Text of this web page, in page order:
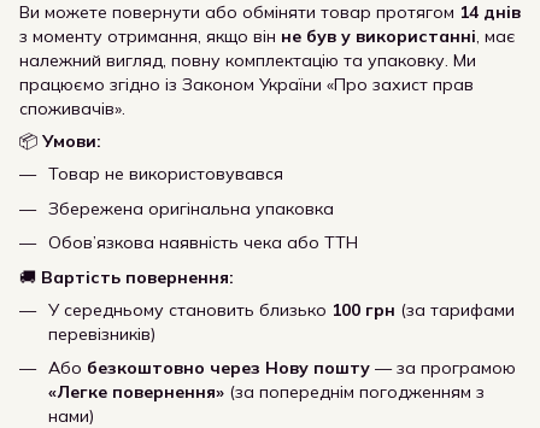
Ви можете повернути або обміняти товар протягом 14 днів
з моменту отримання, якщо він не був у використанні, має
належний вигляд, повну комплектацію та упаковку. Ми
працюємо згідно із Законом України «Про захист прав
споживачів».
📦 Умови:
Товар не використовувався
Збережена оригінальна упаковка
Обов’язкова наявність чека або ТТН
🚚 Вартість повернення:
У середньому становить близько 100 грн (за тарифами
перевізників)
Або безкоштовно через Нову пошту — за програмою
«Легке повернення» (за попереднім погодженням з
нами)